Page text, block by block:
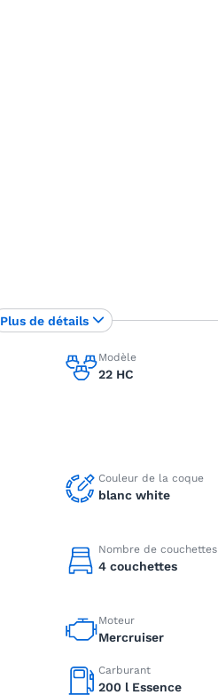
Modèle
22 HC
Couleur de la coque
blanc white
Nombre de couchettes
4 couchettes
Moteur
Mercruiser
Carburant
200 l Essence
Plus de détails